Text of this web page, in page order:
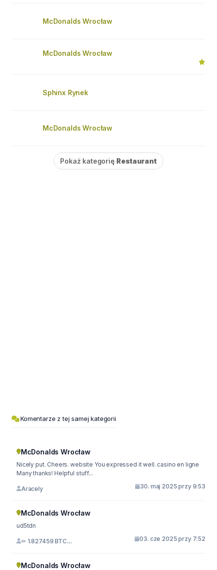
McDonalds Wrocław
McDonalds Wrocław
Sphinx Rynek
McDonalds Wrocław
Pokaż kategorię Restaurant
Komentarze z tej samej kategorii
McDonalds Wrocław
Nicely put. Cheers. website You expressed it well. casino en ligne
Many thanks! Helpful stuff...
Aracely 30. maj 2025 przy 9:53
McDonalds Wrocław
ud5tdn
✏ 1.827459 BTC.... 03. cze 2025 przy 7:52
McDonalds Wrocław